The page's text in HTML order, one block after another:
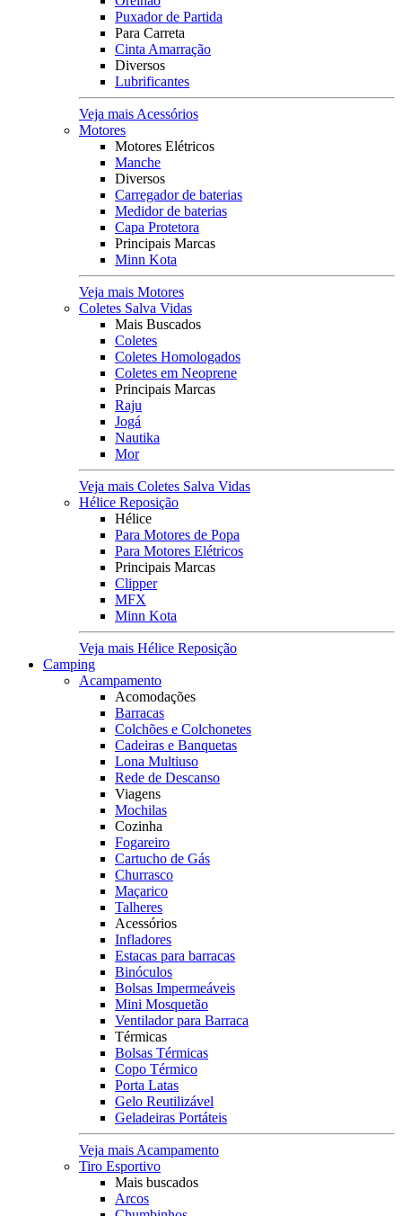
Puxador de Partida
Para Carreta
Cinta Amarração
Diversos
Lubrificantes
Veja mais Acessórios
Motores
Motores Elétricos
Manche
Diversos
Carregador de baterias
Medidor de baterias
Capa Protetora
Principais Marcas
Minn Kota
Veja mais Motores
Coletes Salva Vidas
Mais Buscados
Coletes
Coletes Homologados
Coletes em Neoprene
Principais Marcas
Raju
Jogá
Nautika
Mor
Veja mais Coletes Salva Vidas
Hélice Reposição
Hélice
Para Motores de Popa
Para Motores Elétricos
Principais Marcas
Clipper
MFX
Minn Kota
Veja mais Hélice Reposição
Camping
Acampamento
Acomodações
Barracas
Colchões e Colchonetes
Cadeiras e Banquetas
Lona Multiuso
Rede de Descanso
Viagens
Mochilas
Cozinha
Fogareiro
Cartucho de Gás
Churrasco
Maçarico
Talheres
Acessórios
Infladores
Estacas para barracas
Binóculos
Bolsas Impermeáveis
Mini Mosquetão
Ventilador para Barraca
Térmicas
Bolsas Térmicas
Copo Térmico
Porta Latas
Gelo Reutilizável
Geladeiras Portáteis
Veja mais Acampamento
Tiro Esportivo
Mais buscados
Arcos